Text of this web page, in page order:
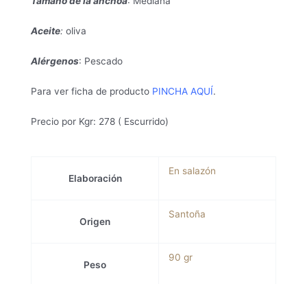
Aceite: oliva
Alérgenos: Pescado
Para ver ficha de producto PINCHA AQUÍ.
Precio por Kgr: 278 ( Escurrido)
Elaboración
En salazón
Origen
Santoña
Peso
90 gr